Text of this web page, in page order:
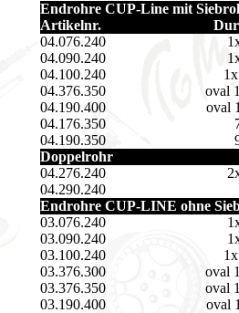
Endrohre CUP-Line mit
Artikelnr.
04.076.240
04.090.240
04.100.240
04.376.350
oval
04.190.400
oval
04.176.350
04.190.350
Doppelrohr
04.276.240
04.290.240
Endrohre CUP-LINE ohne
03.076.240
03.090.240
03.100.240
03.376.300
oval
03.376.350
oval
03.190.400
oval